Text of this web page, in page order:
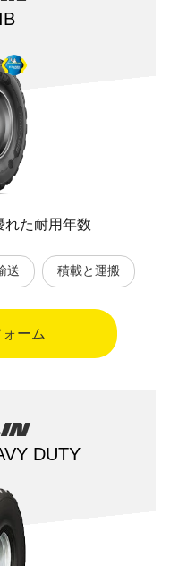
れた耐用年数
送 積載と運搬
ーム
DUTY​